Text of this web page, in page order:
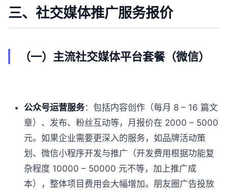
三、社交媒体推广服务报价
（一）主流社交媒体平台套餐（微信）
公众号运营服务：包括内容创作（每月 8 – 16 篇文
章）、发布、粉丝互动等，月报价在 2000 – 5000
元。如果企业需要更深入的服务，如品牌活动策
划、微信小程序开发与推广（开发费用根据功能复
杂程度 10000 – 50000 元不等，加上推广成
本），整体项目费用会大幅增加。朋友圈广告投放